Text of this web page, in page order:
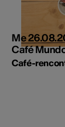
Me
Café
Café-